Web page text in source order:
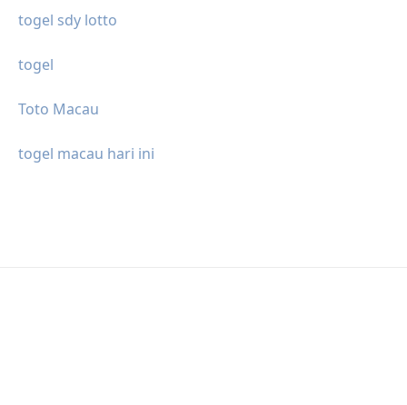
togel sdy lotto
togel
Toto Macau
togel macau hari ini